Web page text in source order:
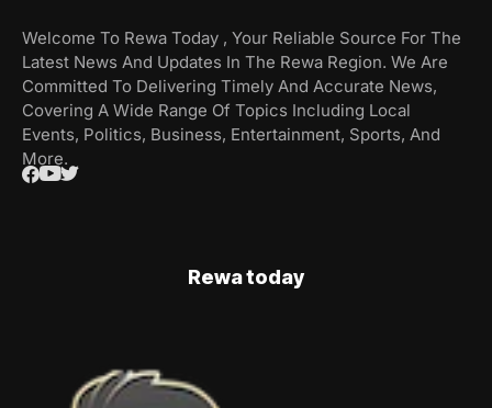
Welcome To Rewa Today , Your Reliable Source For The
Latest News And Updates In The Rewa Region. We Are
Committed To Delivering Timely And Accurate News,
Covering A Wide Range Of Topics Including Local
Events, Politics, Business, Entertainment, Sports, And
More.
Rewa today